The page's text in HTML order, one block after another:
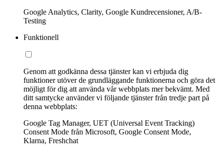
Google Analytics, Clarity, Google Kundrecensioner, A/B-
Testing
Funktionell
Genom att godkänna dessa tjänster kan vi erbjuda dig
funktioner utöver de grundläggande funktionerna och göra det
möjligt för dig att använda vår webbplats mer bekvämt. Med
ditt samtycke använder vi följande tjänster från tredje part på
denna webbplats:
Google Tag Manager, UET (Universal Event Tracking)
Consent Mode från Microsoft, Google Consent Mode,
Klarna, Freshchat